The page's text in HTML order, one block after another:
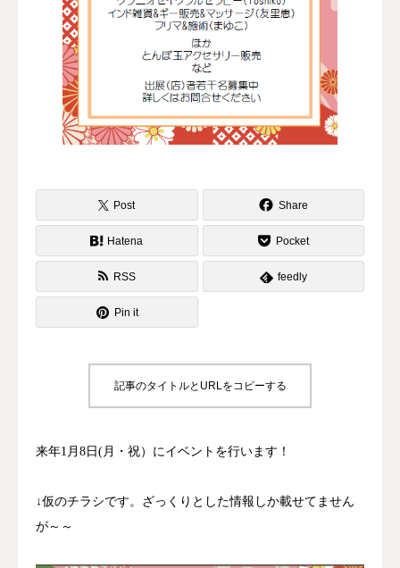
Post Share
Hatena Pocket
RSS feedly
Pin it
記事のタイトルとURLをコピーする
来年1月8日(月・祝）にイベントを行います！
↓仮のチラシです。ざっくりとした情報しか載せてません
が～～
アクセス
お問合せ